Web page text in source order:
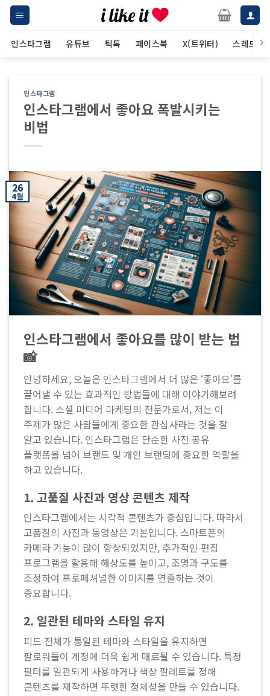
Skip
content
인스타그램 유튜브 틱톡 페이스북 X(트위터) 스레드
인스타그램
인스타그램에서 좋아요 폭발시키는
비법
26
4월
인스타그램에서 좋아요를 많이 받는 법
📸
안녕하세요, 오늘은 인스타그램에서 더 많은 ‘좋아요’를
끌어낼 수 있는 효과적인 방법들에 대해 이야기해보려
합니다. 소셜 미디어 마케팅의 전문가로서, 저는 이
주제가 많은 사람들에게 중요한 관심사라는 것을 잘
알고 있습니다. 인스타그램은 단순한 사진 공유
플랫폼을 넘어 브랜드 및 개인 브랜딩에 중요한 역할을
하고 있습니다.
1. 고품질 사진과 영상 콘텐츠 제작
인스타그램에서는 시각적 콘텐츠가 중심입니다. 따라서
고품질의 사진과 동영상은 기본입니다. 스마트폰의
카메라 기능이 많이 향상되었지만, 추가적인 편집
프로그램을 활용해 해상도를 높이고, 조명과 구도를
조정하여 프로페셔널한 이미지를 연출하는 것이
중요합니다.
2. 일관된 테마와 스타일 유지
피드 전체가 통일된 테마와 스타일을 유지하면
팔로워들이 계정에 더욱 쉽게 매료될 수 있습니다. 특정
필터를 일관되게 사용하거나 색상 팔레트를 정해
콘텐츠를 제작하면 뚜렷한 정체성을 만들 수 있습니다.